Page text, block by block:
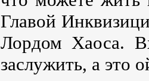
Главой
Лордом Хаоса.
заслужить, а это